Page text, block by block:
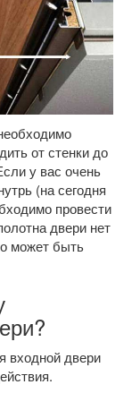
от стенки до
у вас очень
(на сегодня
провести
двери нет
может быть
входной двери